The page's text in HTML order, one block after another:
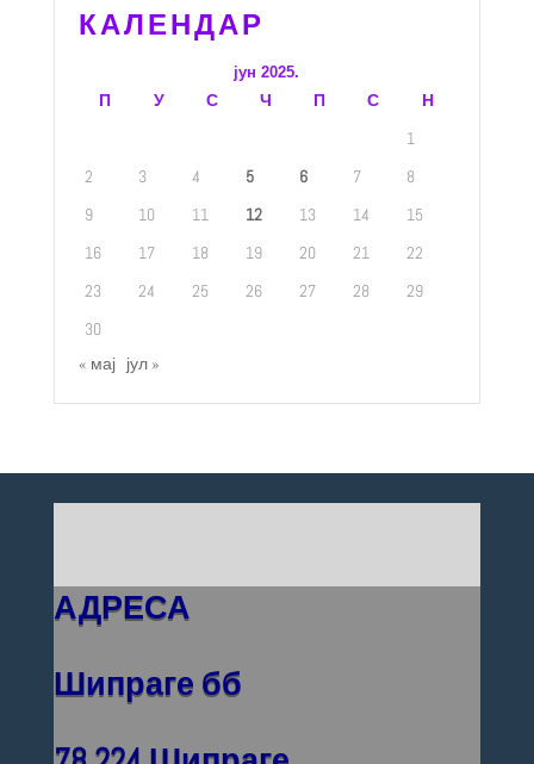
КАЛЕНДАР
јун 2025.
П У С Ч П С
Н
1
2
3 4 5 6 7
8
9
10 11 12 13 14
15
16
17 18 19 20 21
22
23
24 25 26 27 28
29
30
« мај јул »
АДРЕСА
Шипраге бб